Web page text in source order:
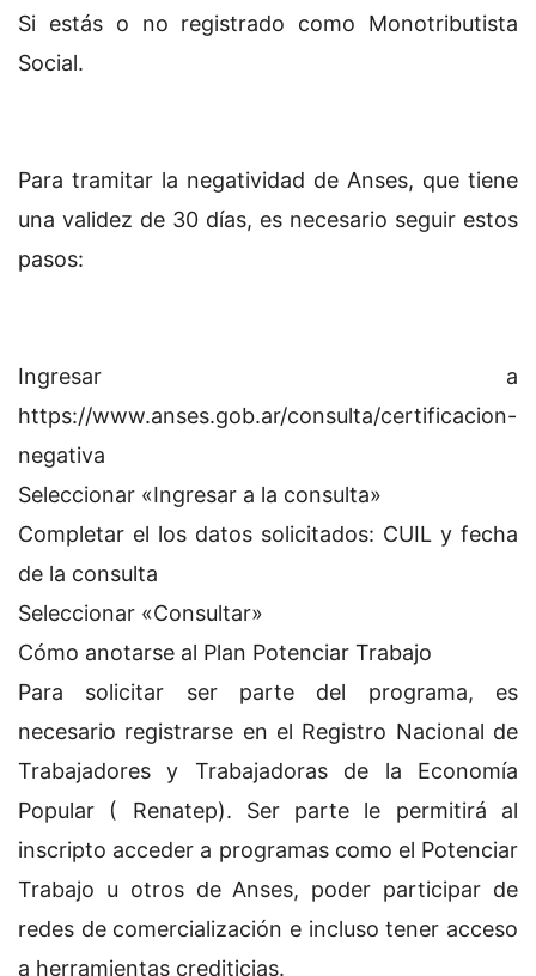
Si estás o no registrado como Monotributista
Social.
Para tramitar la negatividad de Anses, que tiene
una validez de 30 días, es necesario seguir estos
pasos:
Ingresar a
https://www.anses.gob.ar/consulta/certificacion-
negativa
Seleccionar «Ingresar a la consulta»
Completar el los datos solicitados: CUIL y fecha
de la consulta
Seleccionar «Consultar»
Cómo anotarse al Plan Potenciar Trabajo
Para solicitar ser parte del programa, es
necesario registrarse en el Registro Nacional de
Trabajadores y Trabajadoras de la Economía
Popular ( Renatep). Ser parte le permitirá al
inscripto acceder a programas como el Potenciar
Trabajo u otros de Anses, poder participar de
redes de comercialización e incluso tener acceso
a herramientas crediticias.